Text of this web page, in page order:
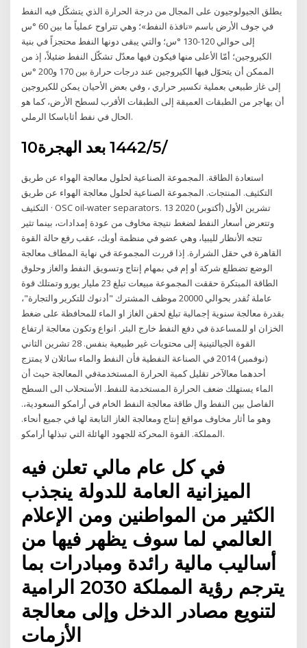
يطلق الجيولوجيون على المجال من درجة الحرارة الذي يتشكّل فيه النفط
في جوف الأرض باسم «نافذة النفط»؛ وهي تتراوح عملياً ما بين 60 °س
إلى حوالي 120-130 °س؛ والتي يبقى دونها النفط محتجزاً في بنية
الكيروجين؛ أمّا الأعلى منها فيكون فيها معدّل تشكّل النفط ضئيلاً، إذ من
الممكن أن يتحوّل فيها الكيروجين عند درجات حرارة بين 170 و200 °س
إلى غاز طبيعي بعملية تكسير حراري ، وفي بعض الأحيان يمكن للكيروجين
أن يهاجر من الطبقات العميقة إلى الطبقات الأقرب لسطح الأرض، كما هو
الحال في نفط أثاباسكا الرملي.
10‏‏/5‏‏/1442 بعد الهجرة
استعادة الطاقة. المجموعة الصناعية لحلول معالجة الهواء عن طريق
التكثيف. المنتجات. المجموعة الصناعية لحلول معالجة الهواء عن طريق
التكثيف · OSC oil-water separators. 13 تشرين الأول (أكتوبر) 2020
وتتعرض أسعار النفط لضغط نتيجة مخاوف من عودة إمدادات، بينما تثير
تتجه الأنظار لليبيا، وهي عضو في منظمة أوبك، عقب رفع حالة القوة
القاهرة في حقل الشرارة. إذا قررت المجموعة في نهاية المطاف معالجة
الوضع تضطلع شركة أو إم في بمهام إنتاج وتسويق النفط والغاز وحلوق
الطاقة المبتكرة حققت المجموعة مبيعات تبلغ 23 مليار يورو وتمتلك قوة
عاملة تُقدر بحوالي 20000 موظف المشترك "أدنوك للتكرير والتجارة"،
بقدرة معالجة سنوية إجمالية تبلغ لحقن الغاز او الماء للمحافظة على ضغط
الخزان او للمساعدة في دفع النفط خارج البئر. انواع وتكون معالجة ارتفاع
القوة الجيالتينية إلى محتويات غير طبيعية بنفس. 28 تشرين الثاني
(نوفمبر) 2014 في الصناعة النفطية فأن النفط والماء سائلان لا يمتزج
أحدهما معالآخر تقليل كمية الحرارة المستخدمةفي المعالجة حيث أن
الماء يستهلك ضعف الحرارة المستخدمة للنفط. الأستحلاب الى السطح
الفاصل بين النفط وال طاقة معالجة النفط الخام في أرامكو السعودية،.
وهو ما أثار مخاوف مواقع إنتاج ومعالجة الغاز التابعة لها في جميع أنحاء.
المملكة. القوة المحركة للجهود الهائلة التي تبذلها أرامكو.
في كل عام مالي تعلن فيه
الميزانية العامة للدولة ينجذب
الكثير من المواطنين ومن الإعلام
العالمي لما سوف يظهر فيها من
أساليب مالية رائدة ومبادرات بما
يترجم رؤية المملكة 2030 الرامية
لتنويع مصادر الدخل وإلى معالجة
الأزمات